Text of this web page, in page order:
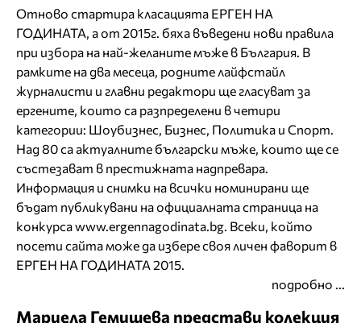
Отново стартира класацията ЕРГЕН НА
ГОДИНАТА, а от 2015г. бяха въведени нови правила
при избора на най-желаните мъже в България. В
рамките на два месеца, родните лайфстайл
журналисти и главни редактори ще гласуват за
ергените, които са разпределени в четири
категории: Шоубизнес, Бизнес, Политика и Спорт.
Над 80 са актуалните български мъже, които ще се
състезават в престижната надпревара.
Информация и снимки на всички номинирани ще
бъдат публикувани на официалната страница на
конкурса www.ergennagodinata.bg. Всеки, който
посети сайта може да избере своя личен фаворит в
ЕРГЕН НА ГОДИНАТА 2015.
подробно ...
Мариела Гемишева представи колекция